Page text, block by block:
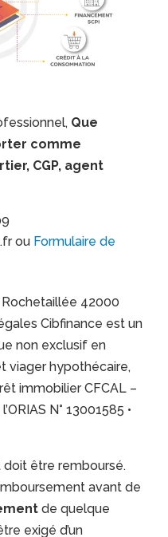
Que
comme
CGP, agent
ou Formulaire de
42000
Cibfinance est un
non exclusif en
viager hypothécaire,
immobilier CFCAL –
N° 13001585 •
doit être remboursé.
avant de
de quelque
exigé d’un